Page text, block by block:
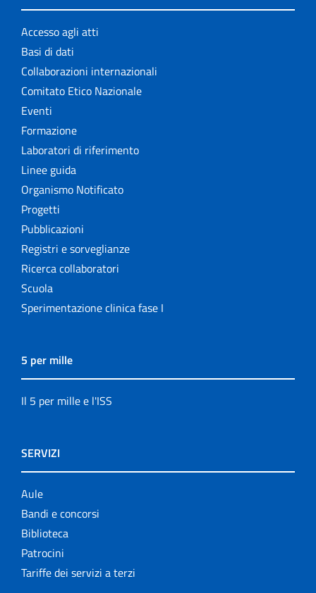
Accesso agli atti
Basi di dati
Collaborazioni internazionali
Comitato Etico Nazionale
Eventi
Formazione
Laboratori di riferimento
Linee guida
Organismo Notificato
Progetti
Pubblicazioni
Registri e sorveglianze
Ricerca collaboratori
Scuola
Sperimentazione clinica fase I
5 per mille
Il 5 per mille e l'ISS
SERVIZI
Aule
Bandi e concorsi
Biblioteca
Patrocini
Tariffe dei servizi a terzi